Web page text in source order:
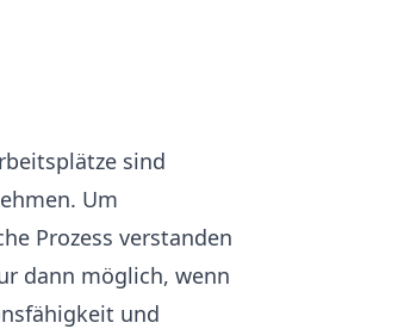
sind
Um
Prozess verstanden
dann möglich, wenn
und